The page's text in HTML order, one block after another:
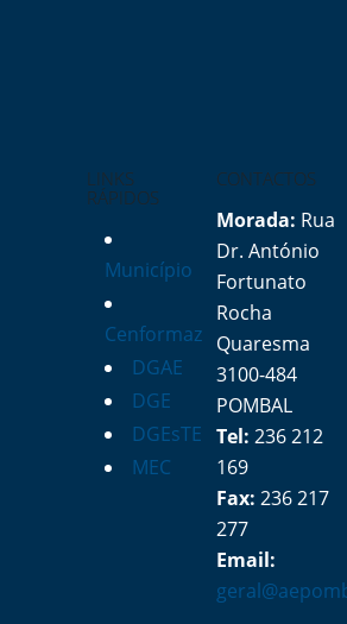
LINKS
RÁPIDOS
Município
Cenformaz
DGAE
DGE
DGEsTE
MEC
CONTACTOS
Morada: Rua
Dr. António
Fortunato
Rocha
Quaresma
3100-484
POMBAL
Tel: 236 212
169
Fax: 236 217
277
Email: